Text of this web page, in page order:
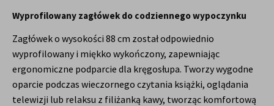
Wyprofilowany zagłówek do codziennego wypoczynku
Zagłówek o wysokości 88 cm został odpowiednio
wyprofilowany i miękko wykończony, zapewniając
ergonomiczne podparcie dla kręgosłupa. Tworzy wygodne
oparcie podczas wieczornego czytania książki, oglądania
telewizji lub relaksu z filiżanką kawy, tworząc komfortową